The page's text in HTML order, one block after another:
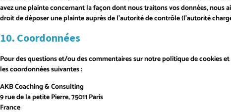
avez une plainte concernant la façon dont nous traitons vos données, nous
droit de déposer une plainte auprès de l’autorité de contrôle (l’autorité
10. Coordonnées
Pour des questions et/ou des commentaires sur notre politique de cookies
les coordonnées suivantes :
AKB Coaching & Consulting
9 rue de la petite Pierre, 75011 Paris
France